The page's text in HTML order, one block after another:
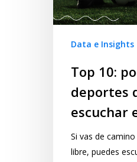
Data e Insights
Top 10:
deportes
escuchar
Si vas de
libre, puedes